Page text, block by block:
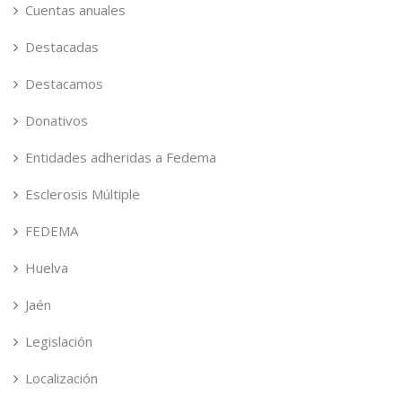
Cuentas anuales
Destacadas
Destacamos
Donativos
Entidades adheridas a Fedema
Esclerosis Múltiple
FEDEMA
Huelva
Jaén
Legislación
Localización